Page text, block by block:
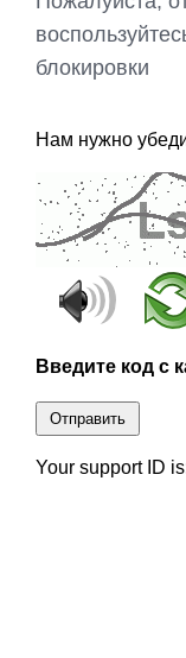
блокировки
Нам нужно
Введите код с
Отправить
Your support ID